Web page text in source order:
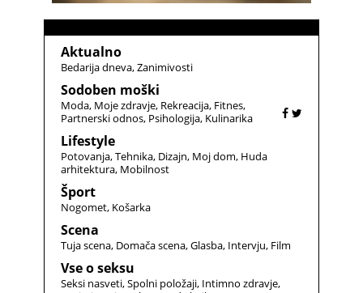
Aktualno
Bedarija dneva Zanimivosti
Sodoben moški
Moda Moje zdravje Rekreacija Fitnes
Partnerski odnos Psihologija Kulinarika
Lifestyle
Potovanja Tehnika Dizajn Moj dom Huda
arhitektura Mobilnost
Šport
Nogomet Košarka
Scena
Tuja scena Domača scena Glasba Intervju Film
Vse o seksu
Seksi nasveti Spolni položaji Intimno zdravje